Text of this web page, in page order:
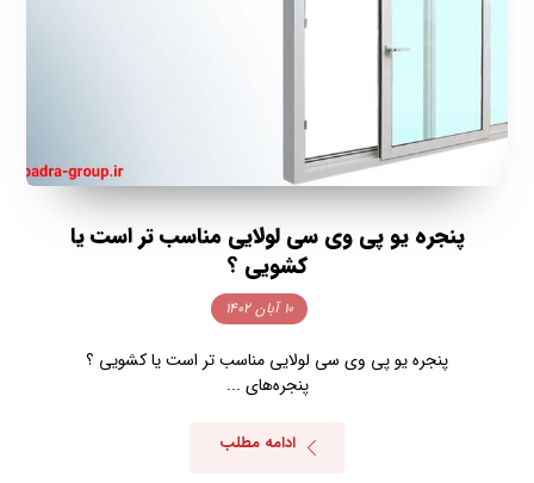
پنجره یو پی وی سی لولایی مناسب تر است یا
کشویی ؟
۱۰ آبان ۱۴۰۲
پنجره یو پی وی سی لولایی مناسب تر است یا کشویی ؟
پنجره‌های ...
ادامه مطلب